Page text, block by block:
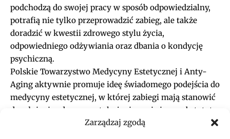
Zarządzaj zgodą
podchodzą do swojej pracy w sposób odpowiedzialny,
potrafią nie tylko przeprowadzić zabieg, ale także
doradzić w kwestii zdrowego stylu życia,
odpowiedniego odżywiania oraz dbania o kondycję
psychiczną.
Polskie Towarzystwo Medycyny Estetycznej i Anty-
Aging aktywnie promuje ideę świadomego podejścia do
medycyny estetycznej, w której zabiegi mają stanowić
dopełnienie zdrowego stylu życia, a nie jego substytut.
Dzięki takim działaniom pacjenci zyskują